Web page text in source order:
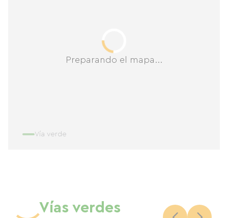
Preparando el mapa...
Vía verde
Vías verdes